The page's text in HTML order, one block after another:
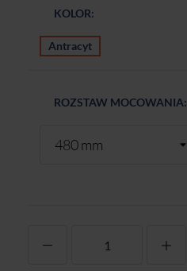
KOLOR:
Antracyt
ROZSTAW MOCOWANIA: